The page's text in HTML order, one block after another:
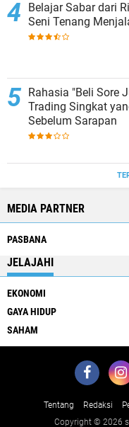
Belajar Sabar dari
Seni Tenang
Rahasia "Beli Sore
Trading Singkat
Sebelum Sarapan
MEDIA PARTNER
PASBANA
JELAJAHI
EKONOMI
GAYA HIDUP
SAHAM
Tentang Redaksi
Copyright © 2026